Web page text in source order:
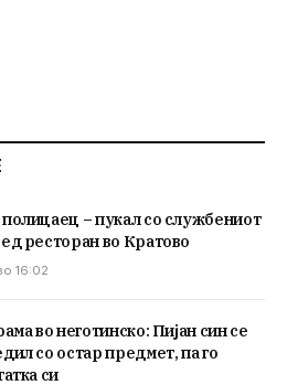
– пукал со службениот
ресторан во Кратово
16:02
во неготинско: Пијан син се
со остар предмет, па го
си